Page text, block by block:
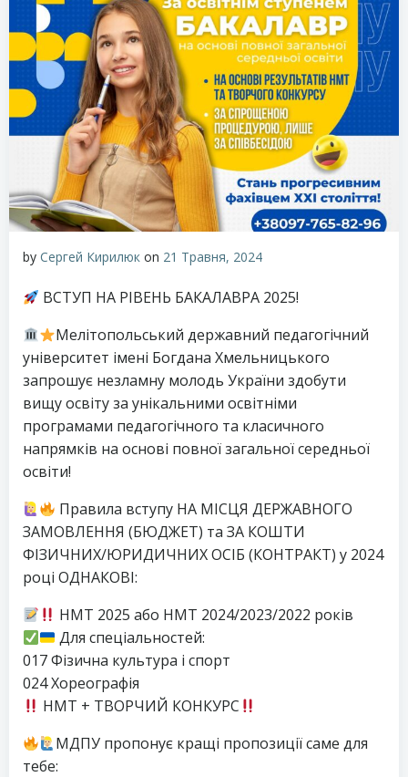
by Сергей Кирилюк on 21 Травня, 2024
ВСТУП НА РІВЕНЬ БАКАЛАВРА 2025!
Мелітопольський державний педагогічний
університет імені Богдана Хмельницького
запрошує незламну молодь України здобути
вищу освіту за унікальними освітніми
програмами педагогічного та класичного
напрямків на основі повної загальної середньої
освіти!
Правила вступу НА МІСЦЯ ДЕРЖАВНОГО
ЗАМОВЛЕННЯ (БЮДЖЕТ) та ЗА КОШТИ
ФІЗИЧНИХ/ЮРИДИЧНИХ ОСІБ (КОНТРАКТ) у 2024
році ОДНАКОВІ:
НМТ 2025 або НМТ 2024/2023/2022 років
Для спеціальностей:
017 Фізична культура і спорт
024 Хореографія
НМТ + ТВОРЧИЙ КОНКУРС
МДПУ пропонує кращі пропозиції саме для
тебе: